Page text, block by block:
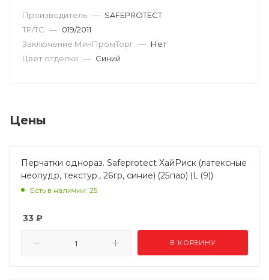
Производитель — SAFEPROTECT
ТР/ТС — 019/2011
Заключение МинПромТорг — Нет
Цвет отделки — Синий
Цены
Перчатки однораз. Safeprotect ХайРиск (латексные
неопудр, текстур., 26гр, синие) (25пар) (L (9))
Есть в наличии: 25
33 ₽
В КОРЗИНУ